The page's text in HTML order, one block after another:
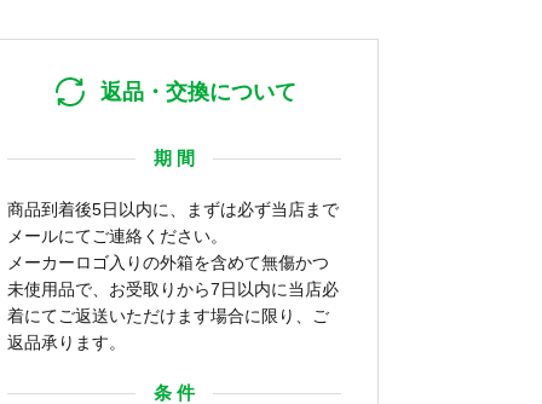
返品・交換について
期 間
商品到着後5日以内に、まずは必ず当店まで
メールにてご連絡ください。
メーカーロゴ入りの外箱を含めて無傷かつ
未使用品で、お受取りから7日以内に当店必
着にてご返送いただけます場合に限り、ご
返品承ります。
条 件